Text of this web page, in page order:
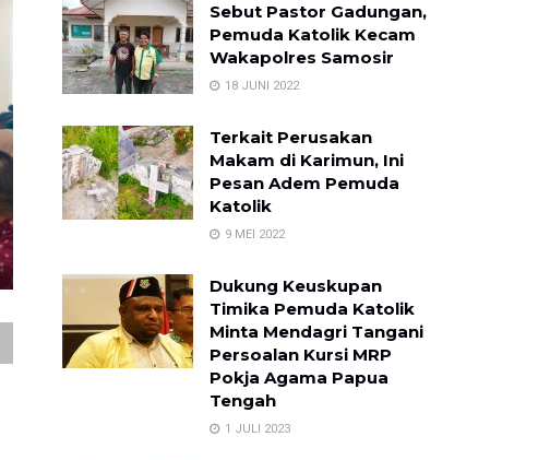
Sebut Pastor Gadungan,
Pemuda Katolik Kecam
Wakapolres Samosir
18 JUNI 2022
Terkait Perusakan
Makam di Karimun, Ini
Pesan Adem Pemuda
Katolik
9 MEI 2022
Dukung Keuskupan
Timika Pemuda Katolik
Minta Mendagri Tangani
Persoalan Kursi MRP
Pokja Agama Papua
Tengah
1 JULI 2023